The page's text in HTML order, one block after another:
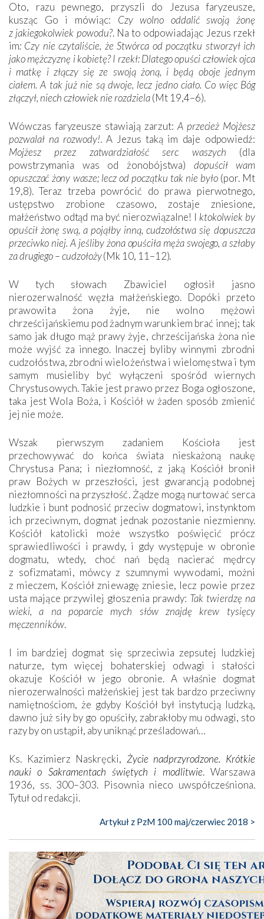
Oto, razu pewnego, przyszli do Jezusa faryzeusze,
kusząc Go i mówiąc: Czy wolno oddalić swoją żonę
z jakiegokolwiek powodu?. Na to odpowiadając Jezus rzekł
im: Czy nie czytaliście, że Stwórca od początku stworzył ich
jako mężczyznę i kobietę? I rzekł: Dlatego opuści człowiek ojca
i matkę i złączy się ze swoją żoną, i będą oboje jednym
ciałem. A tak już nie są dwoje, lecz jedno ciało. Co więc Bóg
złączył, niech człowiek nie rozdziela(Mt 19,4–6).
Wówczas faryzeusze stawiają zarzut:A przecież Mojżesz
pozwalał na rozwody!. A Jezus taką im daje odpowiedź:
Mojżesz przez zatwardziałość serc waszych (dla
powstrzymania was od żonobójstwa) dopuścił wam
opuszczać żony wasze; lecz od początku tak nie było (por. Mt
19,8). Teraz trzeba powrócić do prawa pierwotnego,
ustępstwo zrobione czasowo, zostaje zniesione,
małżeństwo odtąd ma być nierozwiązalne! I ktokolwiek by
opuścił żonę swą, a pojąłby inną, cudzołóstwa się dopuszcza
przeciwko niej. A jeśliby żona opuściła męża swojego, a szłaby
za drugiego–cudzołoży(Mk 10, 11–12).
W tych słowach Zbawiciel ogłosił jasno
nierozerwalność węzła małżeńskiego. Dopóki przeto
prawowita żona żyje, nie wolno mężowi
chrześcijańskiemu pod żadnym warunkiem brać innej; tak
samo jak długo mąż prawy żyje, chrześcijańska żona nie
może wyjść za innego. Inaczej byliby winnymi zbrodni
cudzołóstwa, zbrodni wielożeństwa i wielomęstwa i tym
samym musieliby być wyłączeni spośród wiernych
Chrystusowych. Takie jest prawo przez Boga ogłoszone,
taka jest Wola Boża, i Kościół w żaden sposób zmienić
jej nie może.
Wszak pierwszym zadaniem Kościoła jest
przechowywać do końca świata nieskażoną naukę
Chrystusa Pana; i niezłomność, z jaką Kościół bronił
praw Bożych w przeszłości, jest gwarancją podobnej
niezłomności na przyszłość. Żądze mogą nurtować serca
ludzkie i bunt podnosić przeciw dogmatowi, instynktom
ich przeciwnym, dogmat jednak pozostanie niezmienny.
Kościół katolicki może wszystko poświęcić prócz
sprawiedliwości i prawdy, i gdy występuje w obronie
dogmatu, wtedy, choć nań będą nacierać mędrcy
z sofizmatami, mówcy z szumnymi wywodami, możni
z mieczem, Kościół zniewagę zniesie, lecz powie przez
usta mające przywilej głoszenia prawdy: Tak twierdzę na
wieki, a na poparcie mych słów znajdę krew tysięcy
męczenników.
I im bardziej dogmat się sprzeciwia zepsutej ludzkiej
naturze, tym więcej bohaterskiej odwagi i stałości
okazuje Kościół w jego obronie. A właśnie dogmat
nierozerwalności małżeńskiej jest tak bardzo przeciwny
namiętnościom, że gdyby Kościół był instytucją ludzką,
dawno już siły by go opuściły, zabrakłoby mu odwagi, sto
razy by on ustąpił, aby uniknąć prześladowań…
Ks. Kazimierz Naskręcki, Życie nadprzyrodzone. Krótkie
nauki o Sakramentach świętych i modlitwie. Warszawa
1936, ss. 300–303. Pisownia nieco uwspółcześniona.
Tytuł od redakcji.
Artykuł z PzM 100 maj/czerwiec 2018 >